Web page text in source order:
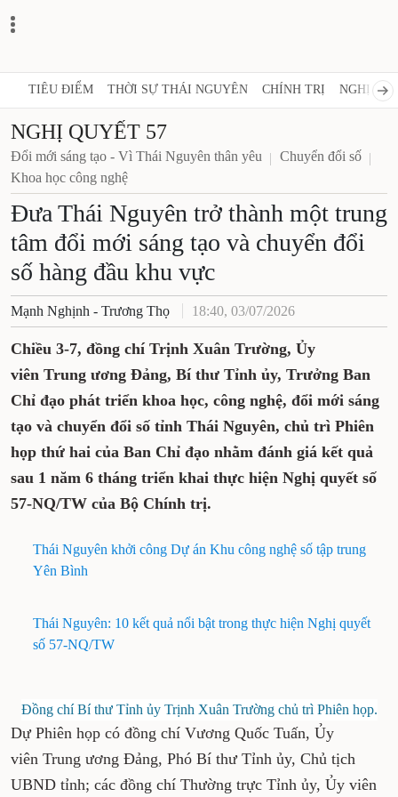
TIÊU ĐIỂM THỜI SỰ THÁI NGUYÊN CHÍNH TRỊ NGHỊ
NGHỊ QUYẾT 57
Đổi mới sáng tạo - Vì Thái Nguyên thân yêu
Chuyển đổi số
Khoa học công nghệ
Đưa Thái Nguyên trở thành một trung
tâm đổi mới sáng tạo và chuyển đổi
số hàng đầu khu vực
Mạnh Nghịnh - Trương Thọ 18:40, 03/07/2026
Chiều 3-7, đồng chí Trịnh Xuân Trường, Ủy
viên Trung ương Đảng, Bí thư Tỉnh ủy, Trưởng Ban
Chỉ đạo phát triển khoa học, công nghệ, đổi mới sáng
tạo và chuyển đổi số tỉnh Thái Nguyên, chủ trì Phiên
họp thứ hai của Ban Chỉ đạo nhằm đánh giá kết quả
sau 1 năm 6 tháng triển khai thực hiện Nghị quyết số
57-NQ/TW của Bộ Chính trị.
Thái Nguyên khởi công Dự án Khu công nghệ số tập trung
Yên Bình
Thái Nguyên: 10 kết quả nổi bật trong thực hiện Nghị quyết
số 57-NQ/TW
Đồng chí Bí thư Tỉnh ủy Trịnh Xuân Trường chủ trì Phiên họp.
Dự Phiên họp có đồng chí Vương Quốc Tuấn, Ủy
viên Trung ương Đảng, Phó Bí thư Tỉnh ủy, Chủ tịch
UBND tỉnh; các đồng chí Thường trực Tỉnh ủy, Ủy viên